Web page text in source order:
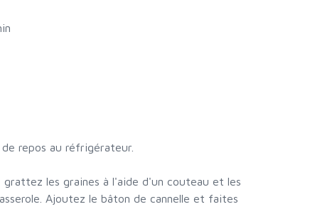
repos au réfrigérateur.
grattez les graines à l'aide d'un couteau et les
Ajoutez le bâton de cannelle et faites